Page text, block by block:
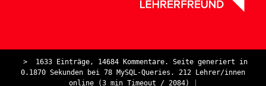
>
1633 Einträge, 14684 Kommentare. Seite generiert in
0.1870 Sekunden bei 78 MySQL-Queries. 212 Lehrer/innen
online (3 min Timeout / 2084)